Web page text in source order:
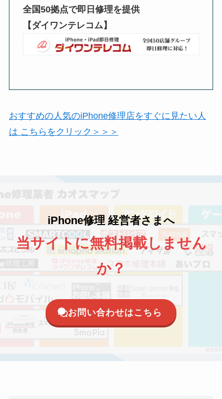
全国50拠点で即日修理を提供
【ダイワンテレコム】
おすすめの人気のiPhone修理店をすぐに見たい人
は こちらをクリック＞＞＞
iPhone修理 経営者さまへ
当サイトに無料掲載しません
か？
お問い合わせはこちら